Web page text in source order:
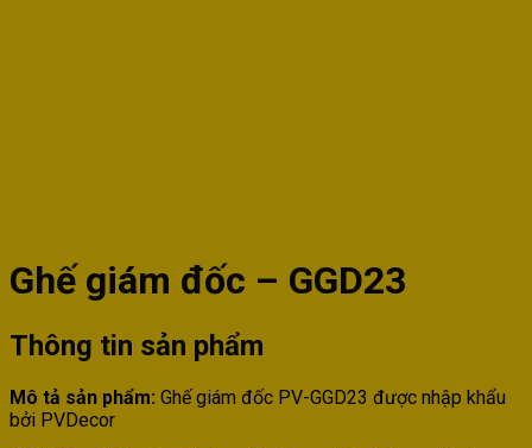
Ghế giám đốc – GGD23
Thông tin sản phẩm
Mô tả sản phẩm: Ghế giám đốc PV-GGD23 được nhập khẩu
bởi PVDecor